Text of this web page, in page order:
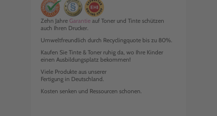
Zehn Jahre Garantie auf Toner und Tinte schützen
auch Ihren Drucker.
Umweltfreundlich durch Recyclingquote bis zu 80%.
Kaufen Sie Tinte & Toner ruhig da, wo Ihre Kinder
einen Ausbildungsplatz bekommen!
Viele Produkte aus unserer
Fertigung in Deutschland.
Kosten senken und Ressourcen schonen.